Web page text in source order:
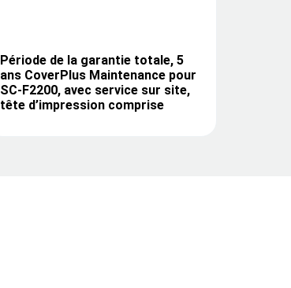
Période de la garantie totale, 5
ans CoverPlus Maintenance pour
SC-F2200, avec service sur site,
tête d’impression comprise